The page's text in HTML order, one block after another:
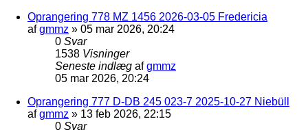
Oprangering 778 MZ 1456 2026-03-05 Fredericia
afgmmz » 05 mar 2026, 20:24
0 Svar
1538 Visninger
Seneste indlæg afgmmz
05 mar 2026, 20:24
Oprangering 777 D-DB 245 023-7 2025-10-27 Niebüll
afgmmz » 13 feb 2026, 22:15
0 Svar